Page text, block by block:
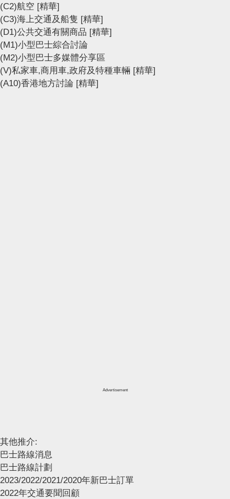
(C2)航空 [精華]
(C3)海上交通及船隻 [精華]
(D1)公共交通有關商品 [精華]
(M1)小型巴士綜合討論
(M2)小型巴士多媒體分享區
(V)私家車,商用車,政府及特種車輛 [精華]
(A10)香港地方討論 [精華]
Advertisement
其他推介:
巴士路線消息
巴士路線計劃
2023/2022/2021/2020年新巴士訂單
2022年交通要聞回顧